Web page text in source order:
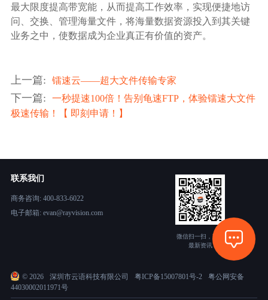
最大限度提高带宽能，从而提高工作效率，实现便捷地访
问、交换、管理海量文件，将海量数据资源投入到其关键
业务之中，使数据成为企业真正有价值的资产。
上一篇: 镭速云——超大文件传输专家
下一篇:
一秒提速100倍！告别龟速FTP，体验镭速大文件
极速传输！【 即刻申请！】
联系我们
商务咨询: 400-833-6022
电子邮箱: evan@rayvision.com
微信扫一扫，获取
最新资讯
© 2026 深圳市云语科技有限公司 粤ICP备15007801号-2
粤公网安备
44030002011971号